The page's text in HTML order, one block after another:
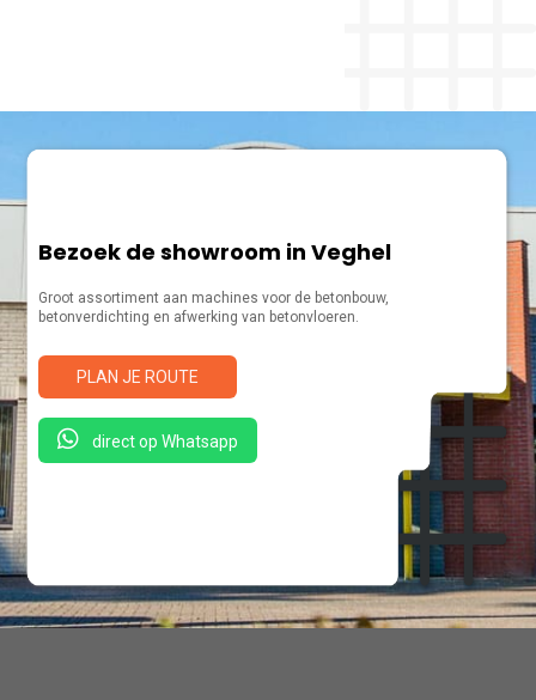
Bezoek de showroom in Veghel
Groot assortiment aan machines voor de betonbouw,
betonverdichting en afwerking van betonvloeren.
PLAN JE ROUTE
direct op Whatsapp